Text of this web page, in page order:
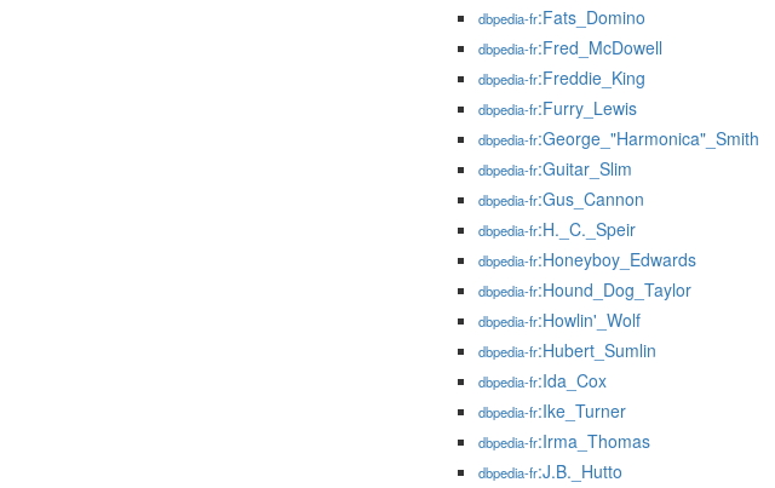
dbpedia-fr:Fats_Domino
dbpedia-fr:Fred_McDowell
dbpedia-fr:Freddie_King
dbpedia-fr:Furry_Lewis
dbpedia-fr:George_"Harmonica"_Smith
dbpedia-fr:Guitar_Slim
dbpedia-fr:Gus_Cannon
dbpedia-fr:H._C._Speir
dbpedia-fr:Honeyboy_Edwards
dbpedia-fr:Hound_Dog_Taylor
dbpedia-fr:Howlin'_Wolf
dbpedia-fr:Hubert_Sumlin
dbpedia-fr:Ida_Cox
dbpedia-fr:Ike_Turner
dbpedia-fr:Irma_Thomas
dbpedia-fr:J.B._Hutto